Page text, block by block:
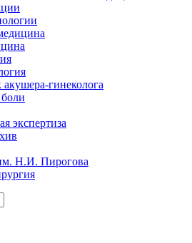
гинеколога
экспертиза
Н.И. Пирогова